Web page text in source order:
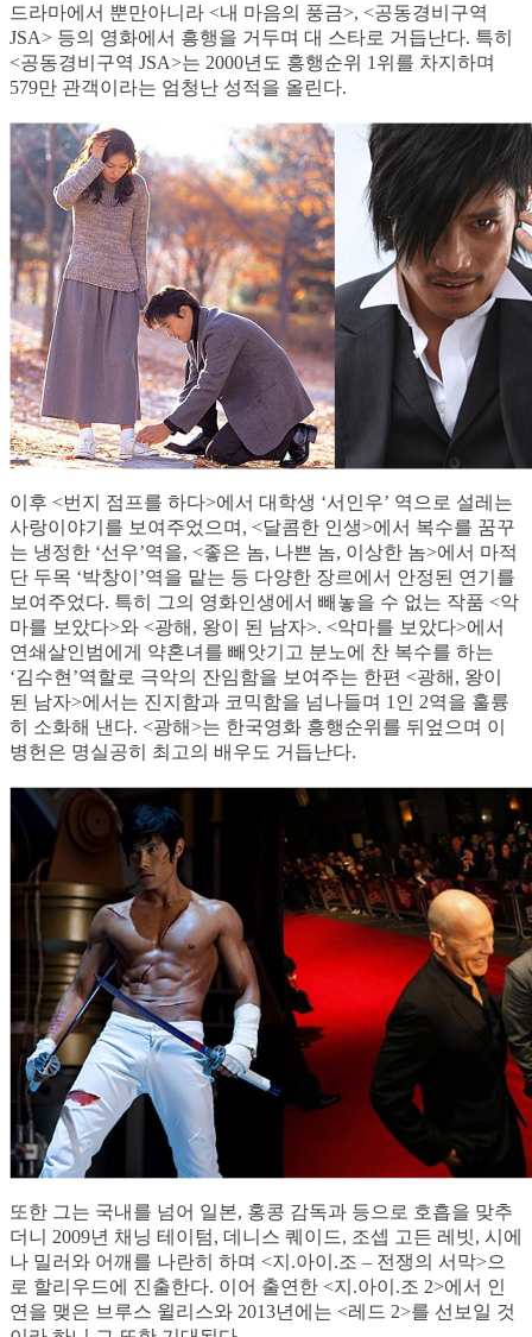
드라마에서 뿐만아니라 <내 마음의 풍금>, <공동경비구역
JSA> 등의 영화에서 흥행을 거두며 대 스타로 거듭난다. 특히
<공동경비구역 JSA>는 2000년도 흥행순위 1위를 차지하며
579만 관객이라는 엄청난 성적을 올린다.
이후 <번지 점프를 하다>에서 대학생 ‘서인우’ 역으로 설레는
사랑이야기를 보여주었으며, <달콤한 인생>에서 복수를 꿈꾸
는 냉정한 ‘선우’역을, <좋은 놈, 나쁜 놈, 이상한 놈>에서 마적
단 두목 ‘박창이’역을 맡는 등 다양한 장르에서 안정된 연기를
보여주었다. 특히 그의 영화인생에서 빼놓을 수 없는 작품 <악
마를 보았다>와 <광해, 왕이 된 남자>. <악마를 보았다>에서
연쇄살인범에게 약혼녀를 빼앗기고 분노에 찬 복수를 하는
‘김수현’역할로 극악의 잔임함을 보여주는 한편 <광해, 왕이
된 남자>에서는 진지함과 코믹함을 넘나들며 1인 2역을 훌륭
히 소화해 낸다. <광해>는 한국영화 흥행순위를 뒤엎으며 이
병헌은 명실공히 최고의 배우도 거듭난다.
또한 그는 국내를 넘어 일본, 홍콩 감독과 등으로 호흡을 맞추
더니 2009년 채닝 테이텀, 데니스 퀘이드, 조셉 고든 레빗, 시에
나 밀러와 어깨를 나란히 하며 <지.아이.조 – 전쟁의 서막>으
로 할리우드에 진출한다. 이어 출연한 <지.아이.조 2>에서 인
연을 맺은 브루스 윌리스와 2013년에는 <레드 2>를 선보일 것